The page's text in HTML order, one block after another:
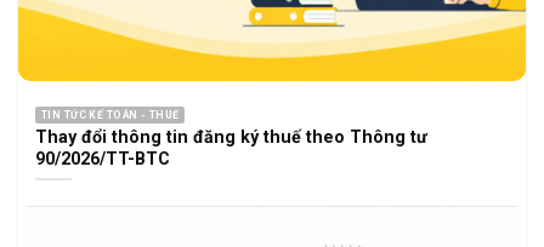
TIN TỨC KẾ TOÁN - THUẾ
Thay đổi thông tin đăng ký thuế theo Thông tư
90/2026/TT-BTC